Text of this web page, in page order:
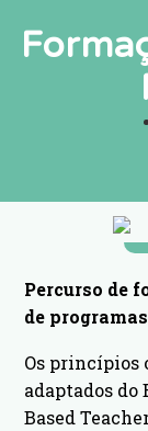
Percurso de
de
Os princípios
adaptados
Based